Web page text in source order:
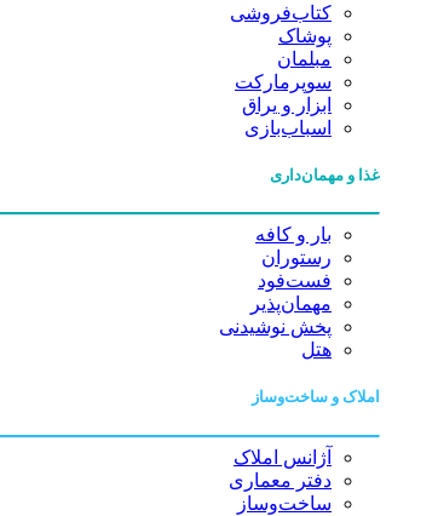
کتاب‌فروشی
پوشاک
مبلمان
سوپرمارکت
ابزار و یراق
اسباب‌بازی
غذا و مهمان‌داری
بار و کافه
رستوران
فست‌فود
مهمان‌پذیر
پخش نوشیدنی
هتل
املاک و ساخت‌وساز
آژانس املاک
دفتر معماری
ساخت‌وساز